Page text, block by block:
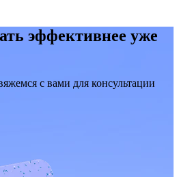
эффективнее уже
с вами для консультации